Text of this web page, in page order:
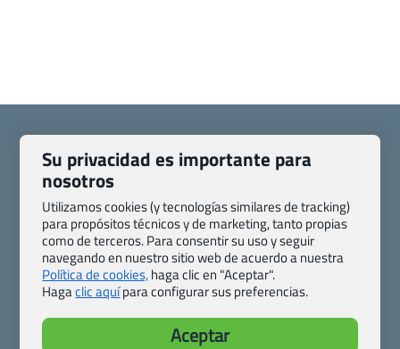
Pasaporte, Visado, Salud y otras disposiciones específicas
Blog de Viajes.com
Registro de agencias
Preguntas frecuentes
Condiciones generales
Política de privacidad y cookies
Transparencia
Su privacidad es importante para
nosotros
Utilizamos cookies (y tecnologías similares de tracking)
para propósitos técnicos y de marketing, tanto propias
como de terceros. Para consentir su uso y seguir
navegando en nuestro sitio web de acuerdo a nuestra
Política de cookies,haga clic en "Aceptar".
Hagaclic aquípara configurar sus preferencias.
Aceptar